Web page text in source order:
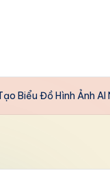
Biểu Đồ Hình Ảnh